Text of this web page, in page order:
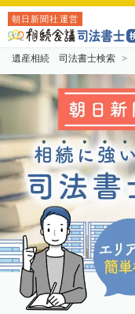
朝日新聞社運営
遺産相続 司法書士検索